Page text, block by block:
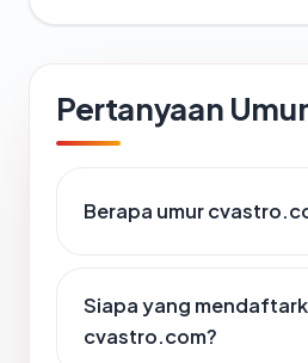
Pertanyaan
Berapa umur
Siapa yang
cvastro.com?